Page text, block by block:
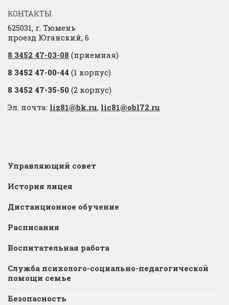
КОНТАКТЫ
625031, г. Тюмень
проезд Юганский, 6
8 3452 47-03-08 (приемная)
8 3452 47-00-44 (1 корпус)
8 3452 47-35-50 (2 корпус)
Эл. почта: liz81@bk.ru, lic81@obl72.ru
Управляющий совет
История лицея
Дистанционное обучение
Расписания
Воспитательная работа
Служба психолого-социально-педагогической
помощи семье
Безопасность